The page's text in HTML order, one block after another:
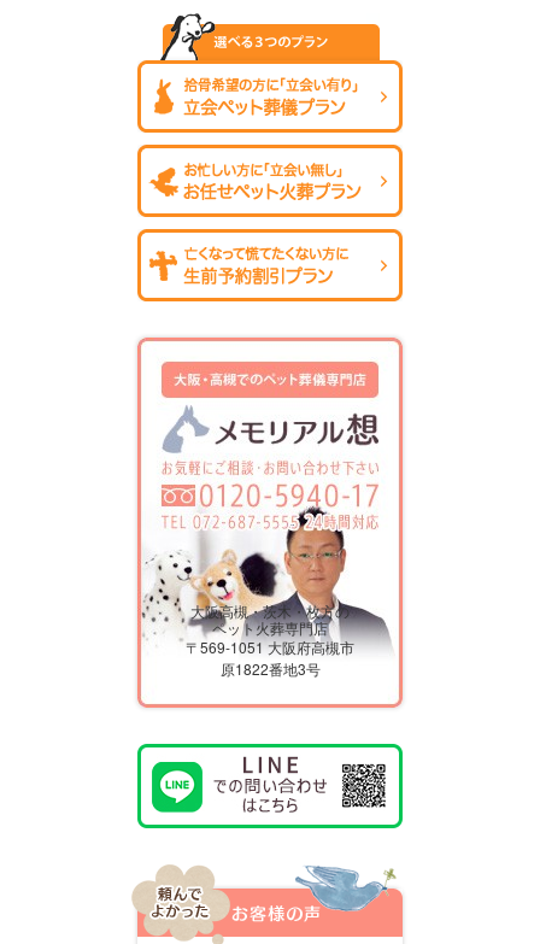
大阪高槻・茨木・枚方の
ペット火葬専門店
〒569-1051 大阪府高槻市
原1822番地3号